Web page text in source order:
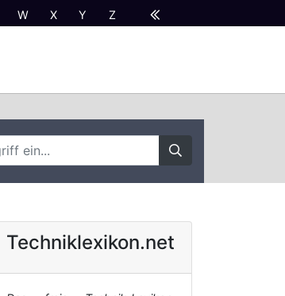
W X Y Z
Techniklexikon.net